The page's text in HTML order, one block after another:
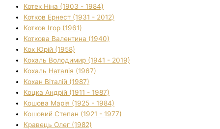
Котек Ніна (1903 - 1984)
Котков Ернест (1931 - 2012)
Котков Ігор (1961)
Коткова Валентина (1940)
Кох Юрій (1958)
Кохаль Володимир (1941 - 2019)
Кохаль Наталія (1967)
Кохан Віталій (1987)
Коцка Андрій (1911 - 1987)
Кошова Марія (1925 - 1984)
Кошовий Степан (1921 - 1977)
Кравець Олег (1982)